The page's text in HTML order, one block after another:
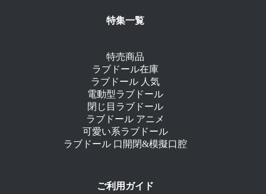
特集一覧
特売商品
ラブドール在庫
ラブドール 人気
電動型ラブドール
閉じ目ラブドール
ラブドール アニメ
可愛い系ラブドール
ラブドール 口開閉&模擬口腔
ご利用ガイド